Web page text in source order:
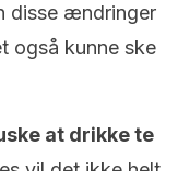
disse ændringer
også kunne ske
at drikke te